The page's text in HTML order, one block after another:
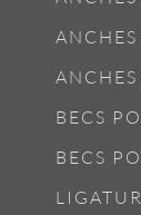
BECS
BECS